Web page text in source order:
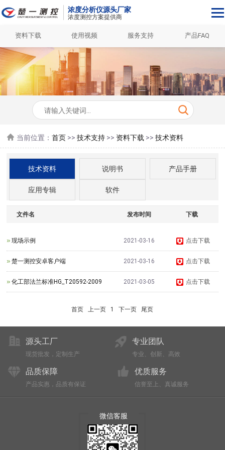
浓度分析仪源头厂家
浓度测控方案提供商
资料下载 使用视频 服务支持 产品FAQ
当前位置：首页 >>技术支持 >> 资料下载 >>技术资料
技术资料 说明书 产品手册
应用专辑 软件
文件名 发布时间 下载
现场示例 2021-03-16 点击下载
楚一测控安卓客户端 2021-03-16 点击下载
化工部法兰标准HG_T20592-2009 2021-03-05 点击下载
首页 上一页 1 下一页 尾页
源头工厂
现货批发，定制生产
专业团队
专业、创新、高效
品质保障
产品实惠，品质有保证
优质服务
信誉至上、真诚服务
微信客服